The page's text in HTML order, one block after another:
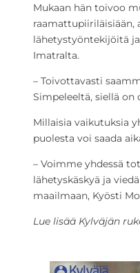
Mukaan hän toivoo
raamattupiiriläisiään,
lähetystyöntekijöitä
Imatralta.
– Toivottavasti
Simpeleeltä, siellä on
Millaisia vaikutuksia
puolesta voi saada
– Voimme yhdessä
lähetyskäskyä ja
maailmaan, Kyösti
Lue lisää Kylväjän